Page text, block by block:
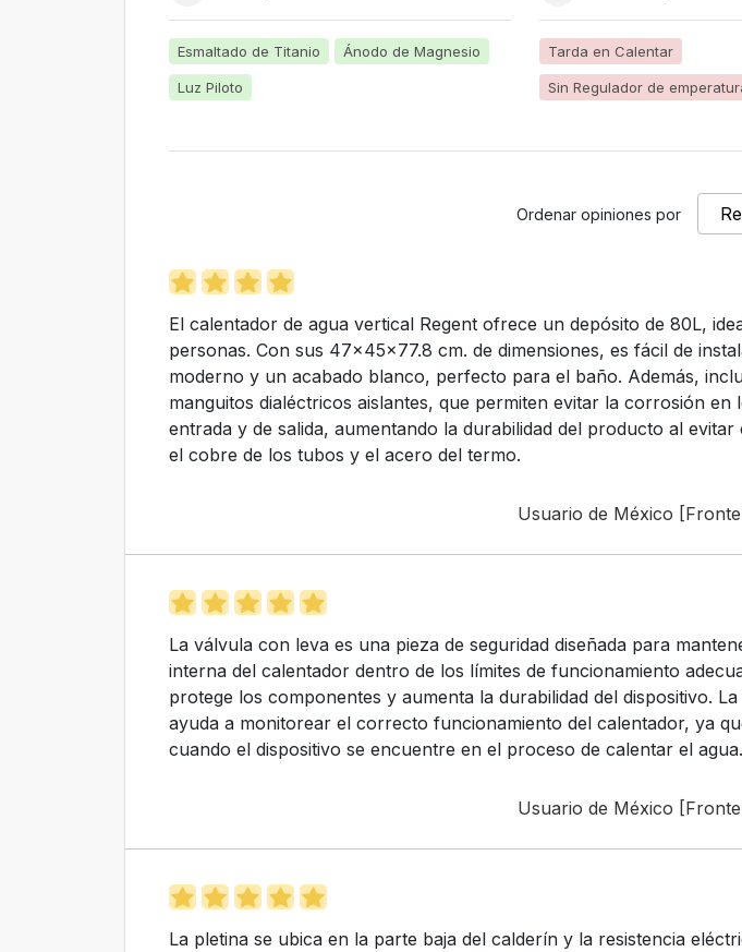
Esmaltado de Titanio Ánodo de Magnesio
Luz Piloto
Tarda en Calentar
Sin Regulador de
Ordenar opiniones por
El calentador de agua vertical Regent ofrece un depósito de 80L,
personas. Con sus 47x45x77.8 cm. de dimensiones, es fácil de
moderno y un acabado blanco, perfecto para el baño. Además,
manguitos dialéctricos aislantes, que permiten evitar la corrosión en
entrada y de salida, aumentando la durabilidad del producto al
el cobre de los tubos y el acero del termo.
Usuario de México
La válvula con leva es una pieza de seguridad diseñada para
interna del calentador dentro de los límites de funcionamiento
protege los componentes y aumenta la durabilidad del dispositivo.
ayuda a monitorear el correcto funcionamiento del calentador, ya
cuando el dispositivo se encuentre en el proceso de calentar el agua.
Usuario de México
La pletina se ubica en la parte baja del calderín y la resistencia